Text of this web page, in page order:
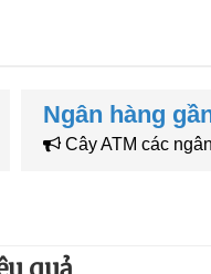
Ngân hàng
Cây ATM các